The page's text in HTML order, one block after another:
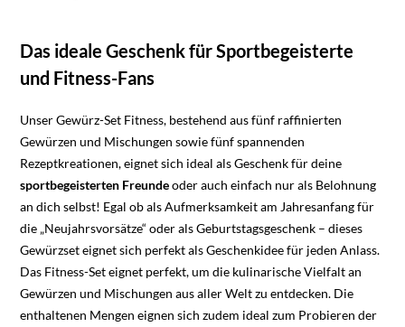
Das ideale Geschenk für Sportbegeisterte
und Fitness-Fans
Unser Gewürz-Set Fitness, bestehend aus fünf raffinierten
Gewürzen und Mischungen sowie fünf spannenden
Rezeptkreationen, eignet sich ideal als Geschenk für deine
sportbegeisterten Freundeoder auch einfach nur als Belohnung
an dich selbst! Egal ob als Aufmerksamkeit am Jahresanfang für
die „Neujahrsvorsätze“ oder als Geburtstagsgeschenk – dieses
Gewürzset eignet sich perfekt als Geschenkidee für jeden Anlass.
Das Fitness-Set eignet perfekt, um die kulinarische Vielfalt an
Gewürzen und Mischungen aus aller Welt zu entdecken. Die
enthaltenen Mengen eignen sich zudem ideal zum Probieren der